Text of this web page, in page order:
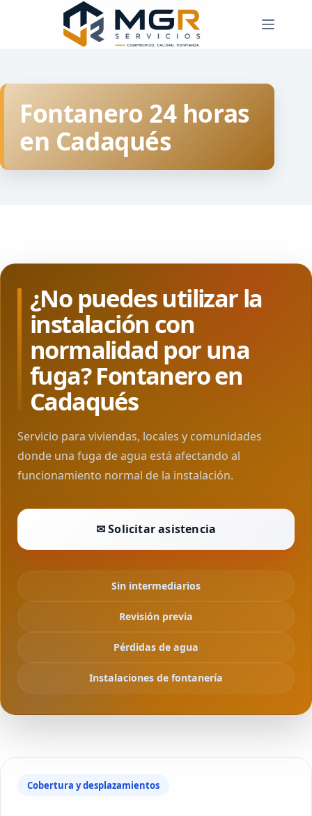
Fontanero 24 horas
en Cadaqués
¿No puedes utilizar la
instalación con
normalidad por una
fuga? Fontanero en
Cadaqués
Servicio para viviendas, locales y comunidades
donde una fuga de agua está afectando al
funcionamiento normal de la instalación.
✉ Solicitar asistencia
Sin intermediarios
Revisión previa
Pérdidas de agua
Instalaciones de fontanería
Cobertura y desplazamientos